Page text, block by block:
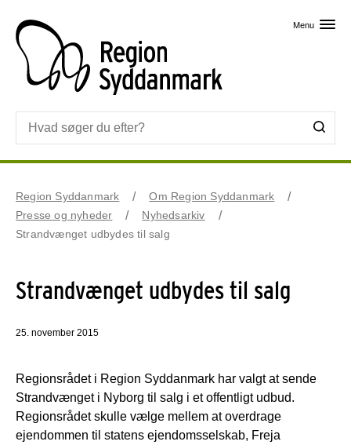
Menu
Region Syddanmark
Om Region Syddanmark
Presse og nyheder
Nyhedsarkiv
Strandvænget udbydes til salg
Strandvænget udbydes til salg
25. november 2015
Regionsrådet i Region Syddanmark har valgt at sende
Strandvænget i Nyborg til salg i et offentligt udbud.
Regionsrådet skulle vælge mellem at overdrage
ejendommen til statens ejendomsselskab, Freja